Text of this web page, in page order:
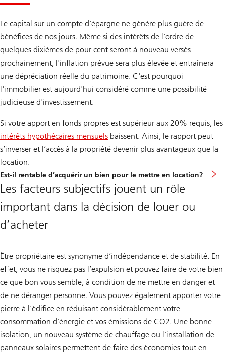
Le capital sur un compte d'épargne ne génère plus guère de
bénéfices de nos jours. Même si des intérêts de l'ordre de
quelques dixièmes de pour-cent seront à nouveau versés
prochainement, l'inflation prévue sera plus élevée et entraînera
une dépréciation réelle du patrimoine. C'est pourquoi
l'immobilier est aujourd'hui considéré comme une possibilité
judicieuse d'investissement.
Si votre apport en fonds propres est supérieur aux 20% requis, les
intérêts hypothécaires mensuels baissent. Ainsi, le rapport peut
s’inverser et l’accès à la propriété devenir plus avantageux que la
location.
Est-il rentable d’acquérir un bien pour le mettre en location?
Les facteurs subjectifs jouent un rôle
important dans la décision de louer ou
d’acheter
Être propriétaire est synonyme d’indépendance et de stabilité. En
effet, vous ne risquez pas l’expulsion et pouvez faire de votre bien
ce que bon vous semble, à condition de ne mettre en danger et
de ne déranger personne. Vous pouvez également apporter votre
pierre à l’édifice en réduisant considérablement votre
consommation d’énergie et vos émissions de CO2. Une bonne
isolation, un nouveau système de chauffage ou l’installation de
panneaux solaires permettent de faire des économies tout en